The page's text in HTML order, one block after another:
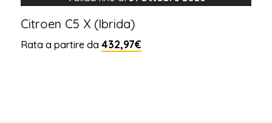
Citroen C5 X (Ibrida)
Rata a partire da432,97€